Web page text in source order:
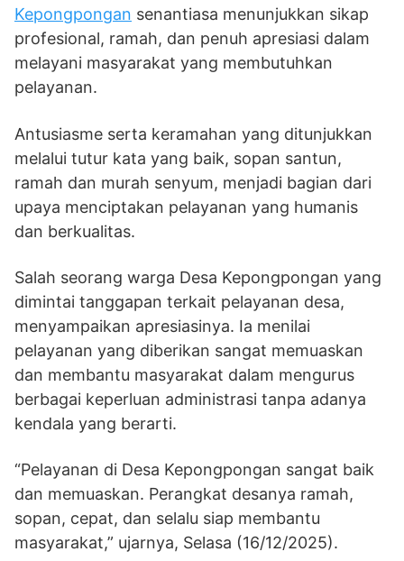
Kepongpongan senantiasa menunjukkan sikap
profesional, ramah, dan penuh apresiasi dalam
melayani masyarakat yang membutuhkan
pelayanan.
Antusiasme serta keramahan yang ditunjukkan
melalui tutur kata yang baik, sopan santun,
ramah dan murah senyum, menjadi bagian dari
upaya menciptakan pelayanan yang humanis
dan berkualitas.
Salah seorang warga Desa Kepongpongan yang
dimintai tanggapan terkait pelayanan desa,
menyampaikan apresiasinya. Ia menilai
pelayanan yang diberikan sangat memuaskan
dan membantu masyarakat dalam mengurus
berbagai keperluan administrasi tanpa adanya
kendala yang berarti.
“Pelayanan di Desa Kepongpongan sangat baik
dan memuaskan. Perangkat desanya ramah,
sopan, cepat, dan selalu siap membantu
masyarakat,” ujarnya, Selasa (16/12/2025).